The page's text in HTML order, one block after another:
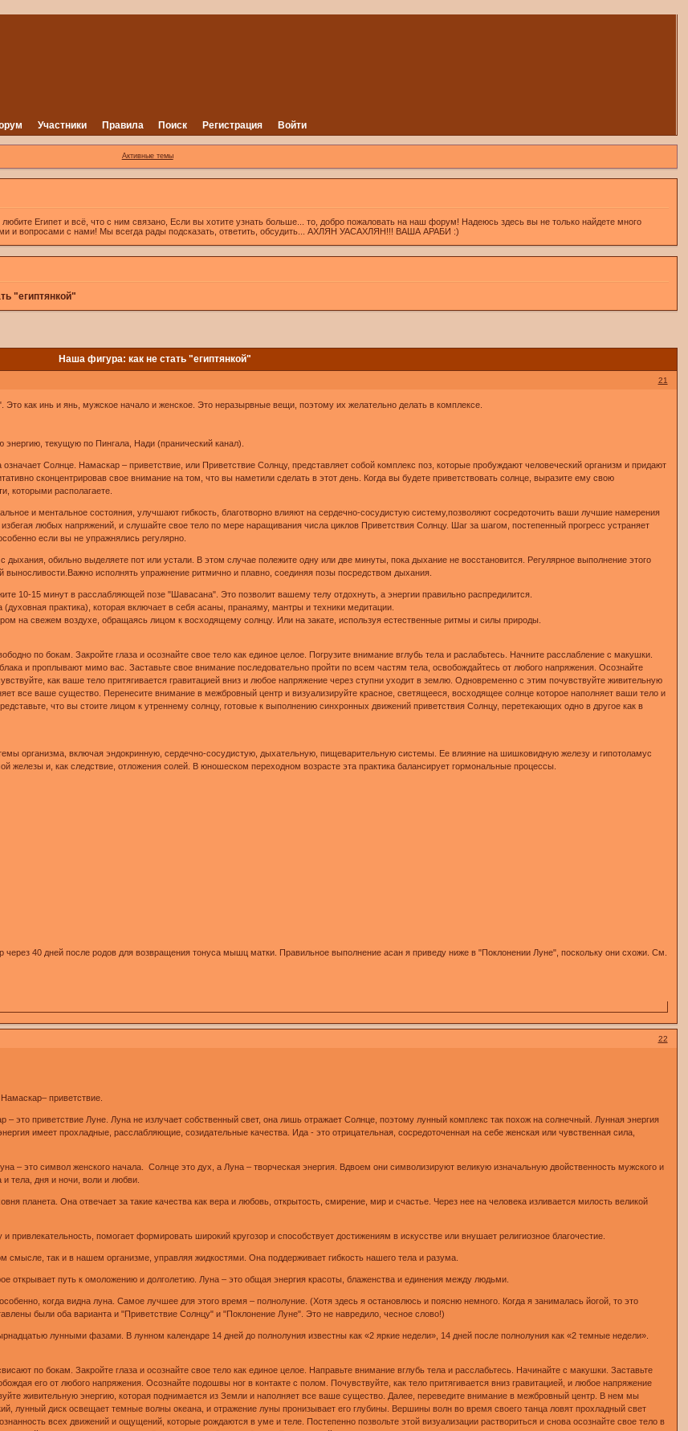
Участники Правила Поиск Регистрация Войти
Активные темы
Египет и всё, что с ним связано, Если вы хотите узнать больше... то, добро пожаловать на наш форум! Надеюсь здесь вы не только найдете много
и вопросами с нами! Мы всегда рады подсказать, ответить, обсудить... АХЛЯН УАСАХЛЯН!!! ВАША АРАБИ :)
"египтянкой"
Наша фигура: как не стать "египтянкой"
21
как инь и янь, мужское начало и женское. Это неразырвные вещи, поэтому их желательно делать в комплексе.
текущую по Пингала, Нади (пранический канал).
Солнце. Намаскар – приветствие, или Приветствие Солнцу, представляет собой комплекс поз, которые пробуждают человеческий организм и придают
сконцентрировав свое внимание на том, что вы наметили сделать в этот день. Когда вы будете приветствовать солнце, выразите ему свою
которыми располагаете.
и ментальное состояния, улучшают гибкость, благотворно влияют на сердечно-сосудистую систему,позволяют сосредоточить ваши лучшие намерения
любых напряжений, и слушайте свое тело по мере наращивания числа циклов Приветствия Солнцу. Шаг за шагом, постепенный прогресс устраняет
если вы не упражнялись регулярно.
дыхания, обильно выделяете пот или устали. В этом случае полежите одну или две минуты, пока дыхание не восстановится. Регулярное выполнение этого
исполнять упражнение ритмично и плавно, соединяя позы посредством дыхания.
10-15 минут в расслабляющей позе "Шавасана". Это позволит вашему телу отдохнуть, а энергии правильно распредилится.
практика), которая включает в себя асаны, пранаяму, мантры и техники медитации.
на свежем воздухе, обращаясь лицом к восходящему солнцу. Или на закате, используя естественные ритмы и силы природы.
по бокам. Закройте глаза и осознайте свое тело как единое целое. Погрузите внимание вглубь тела и раслабьтесь. Начните расслабление с макушки.
и проплывают мимо вас. Заставьте свое внимание последовательно пройти по всем частям тела, освобождайтесь от любого напряжения. Осознайте
как ваше тело притягивается гравитацией вниз и любое напряжение через ступни уходит в землю. Одновременно с этим почувствуйте живительную
вcе ваше существо. Перенесите внимание в межбровный центр и визуализируйте красное, светящееся, восходящее солнце которое наполняет ваши тело и
что вы стоите лицом к утреннему солнцу, готовые к выполнению синхронных движений приветствия Солнцу, перетекающих одно в другое как в
организма, включая эндокринную, сердечно-сосудистую, дыхательную, пищеварительную системы. Ее влияние на шишковидную железу и гипотоламус
железы и, как следствие, отложения солей. В юношеском переходном возрасте эта практика балансирует гормональные процессы.
через 40 дней после родов для возвращения тонуса мышц матки. Правильное выполнение асан я приведу ниже в "Поклонении Луне", поскольку они схожи. См.
22
приветствие.
– это приветствие Луне. Луна не излучает собственный свет, она лишь отражает Солнце, поэтому лунный комплекс так похож на солнечный. Лунная энергия
имеет прохладные, расслабляющие, созидательные качества. Ида - это отрицательная, сосредоточенная на себе женская или чувственная сила,
– это символ женского начала. Солнце это дух, а Луна – творческая энергия. Вдвоем они символизируют великую изначальную двойственность мужского и
и тела, дня и ночи, воли и любви.
планета. Она отвечает за такие качества как вера и любовь, открытость, смирение, мир и счастье. Через нее на человека изливается милость великой
привлекательность, помогает формировать широкий кругозор и способствует достижениям в искусстве или внушает религиозное благочестие.
смысле, так и в нашем организме, управляя жидкостями. Она поддерживает гибкость нашего тела и разума.
открывает путь к омоложению и долголетию. Луна – это общая энергия красоты, блаженства и единения между людьми.
когда видна луна. Самое лучшее для этого время – полнолуние. (Хотя здесь я остановлюсь и поясню немного. Когда я занималась йогой, то это
были оба варианта и "Приветствие Солнцу" и "Поклонение Луне". Это не навредило, чесное слово!)
лунными фазами. В лунном календаре 14 дней до полнолуния известны как «2 яркие недели», 14 дней после полнолуния как «2 темные недели».
по бокам. Закройте глаза и осознайте свое тело как единое целое. Направьте внимание вглубь тела и расслабьтесь. Начинайте с макушки. Заставьте
его от любого напряжения. Осознайте подошвы ног в контакте с полом. Почувствуйте, как тело притягивается вниз гравитацией, и любое напряжение
живительную энергию, которая поднимается из Земли и наполняет все ваше существо. Далее, переведите внимание в межбровный центр. В нем мы
лунный диск освещает темные волны океана, и отражение луны пронизывает его глубины. Вершины волн во время своего танца ловят прохладный свет
всех движений и ощущений, которые рождаются в уме и теле. Постепенно позвольте этой визуализации раствориться и снова осознайте свое тело в